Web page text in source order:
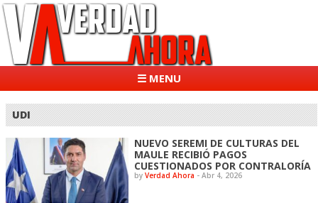
☰ MENU
UDI
NUEVO SEREMI DE CULTURAS DEL
MAULE RECIBIÓ PAGOS
CUESTIONADOS POR CONTRALORÍA
byVerdad Ahora - Abr 4, 2026